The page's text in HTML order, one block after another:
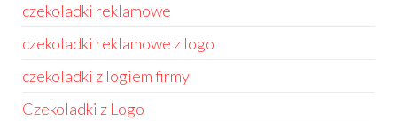
czekoladki reklamowe
czekoladki reklamowe z logo
czekoladki z logiem firmy
Czekoladki z Logo